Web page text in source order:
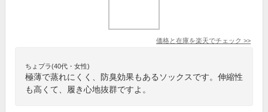
価格と在庫を楽天でチェック >>
ちょプラ(40代・女性)
極薄で蒸れにくく、防臭効果もあるソックスです。伸縮性
も高くて、履き心地抜群ですよ。